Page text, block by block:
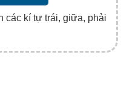
các kí tự trái, giữa, phải